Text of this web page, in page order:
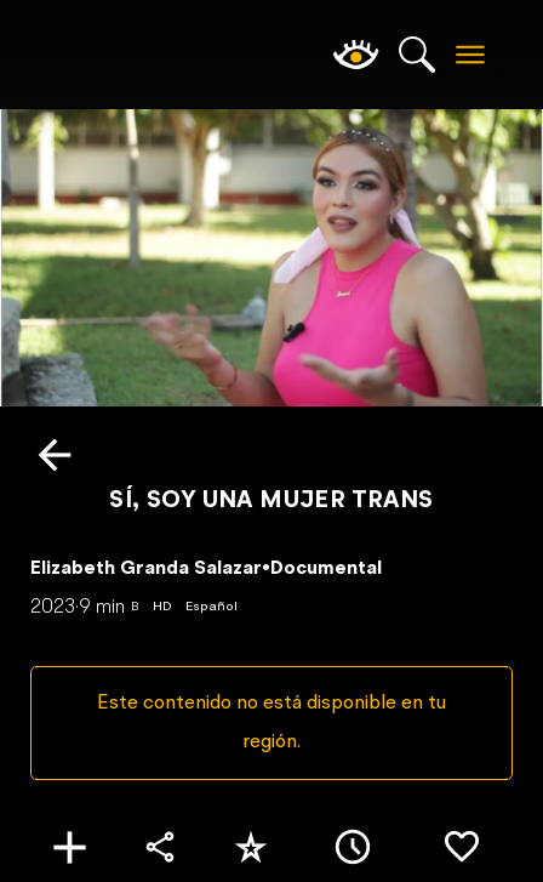
SÍ, SOY UNA MUJER TRANS
Elizabeth Granda Salazar• Documental
2023·9 min B HD Español
Este contenido no está disponible en tu
región.